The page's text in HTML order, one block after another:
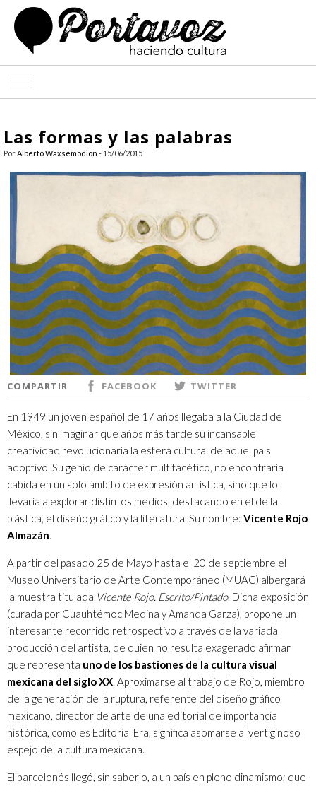
ARQUITECTURA
DISEÑO
ENTREVISTAS
COLABORADORES
Las formas y las palabras
PorAlberto Waxsemodion - 15/06/2015
COMPARTIR FACEBOOK TWITTER
En 1949 un joven español de 17 años llegaba a la Ciudad de
México, sin imaginar que años más tarde su incansable
creatividad revolucionaría la esfera cultural de aquel país
adoptivo. Su genio de carácter multifacético, no encontraría
cabida en un sólo ámbito de expresión artística, sino que lo
llevaría a explorar distintos medios, destacando en el de la
plástica, el diseño gráfico y la literatura. Su nombre: Vicente Rojo
Almazán.
A partir del pasado 25 de Mayo hasta el 20 de septiembre el
Museo Universitario de Arte Contemporáneo (MUAC) albergará
la muestra titulada Vicente Rojo. Escrito/Pintado. Dicha exposición
(curada por Cuauhtémoc Medina y Amanda Garza), propone un
interesante recorrido retrospectivo a través de la variada
producción del artista, de quien no resulta exagerado afirmar
que representa uno de los bastiones de la cultura visual
mexicana del siglo XX. Aproximarse al trabajo de Rojo, miembro
de la generación de la ruptura, referente del diseño gráfico
mexicano, director de arte de una editorial de importancia
histórica, como es Editorial Era, significa asomarse al vertiginoso
espejo de la cultura mexicana.
El barcelonés llegó, sin saberlo, a un país en pleno dinamismo; que